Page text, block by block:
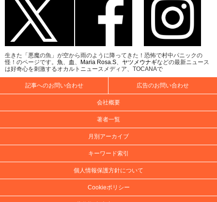
生きた「悪魔の魚」が空から雨のように降ってきた！恐怖で村中パニックの
怪！のページです。 魚、 血 、 Maria Rosa.S、 ヤツメウナギなどの最新ニュース
は好奇心を刺激するオカルトニュースメディア、TOCANAで
記事へのお問い合わせ 広告のお問い合わせ
会社概要
著者一覧
月別アーカイブ
キーワード索引
個人情報保護方針について
Cookieポリシー